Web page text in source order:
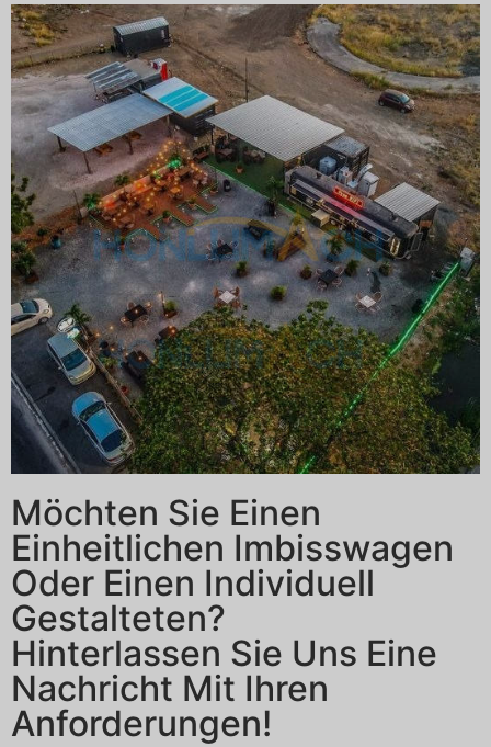
Möchten Sie Einen
Einheitlichen Imbisswagen
Oder Einen Individuell
Gestalteten?
Hinterlassen Sie Uns Eine
Nachricht Mit Ihren
Anforderungen!